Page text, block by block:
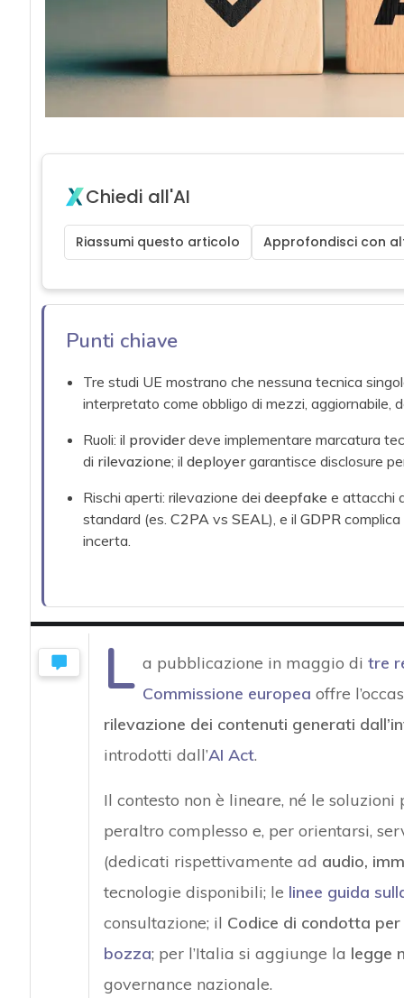
Chiedi all'AI
Riassumi questo articolo Approfondisci con
Punti chiave
Tre studi UE mostrano che nessuna tecnica
interpretato come obbligo di mezzi, aggiornabile,
Ruoli: il providerdeve implementare marcatura
di rilevazione; il deployergarantisce disclosure
Rischi aperti: rilevazione dei deepfake e attacchi
standard (es. C2PAvs SEAL), e il GDPRcomplica
incerta.
L a pubblicazione in maggio di tre
Commissione europea offre
rilevazione dei contenuti generati
introdotti dall’AI Act.
Il contesto non è lineare, né le
peraltro complesso e, per orientarsi,
(dedicati rispettivamente ad audio,
tecnologie disponibili; le linee guida
consultazione; il Codice di condotta
bozza; per l’Italia si aggiunge la legge
governance nazionale.